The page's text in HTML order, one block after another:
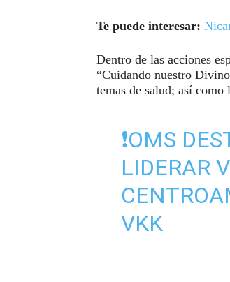
Te puede interesar:
Dentro de las acciones
“Cuidando nuestro
temas de salud; así como
❗OMS
LIDERAR
VKK